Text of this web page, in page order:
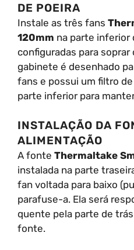
DE POEIRA
Instale as três fans
120mm na parte inferior
configuradas para soprar
gabinete é desenhado
fans e possui um filtro
parte inferior para
INSTALAÇÃO DA
ALIMENTAÇÃO
A fonte Thermaltake
instalada na parte
fan voltada para baixo
parafuse-a. Ela será
quente pela parte de
fonte.